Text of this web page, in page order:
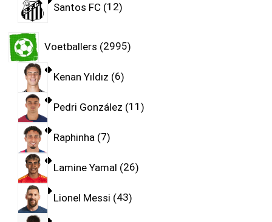
Santos FC 12
Voetballers 2995
Kenan Yıldız 6
Pedri González 11
Raphinha 7
Lamine Yamal 26
Lionel Messi 43